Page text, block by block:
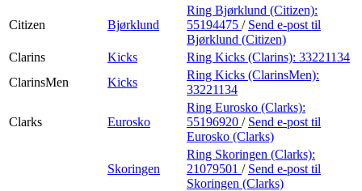
Citizen Bjørklund
Ring Bjørklund (Citizen):
55194475 / Send e-post til
Bjørklund (Citizen)
Clarins
Kicks Ring Kicks (Clarins): 33221134
ClarinsMen
Kicks
Ring Kicks (ClarinsMen):
33221134
Clarks Eurosko
Ring Eurosko (Clarks):
55196920 / Send e-post til
Eurosko (Clarks)
Skoringen
Ring Skoringen (Clarks):
21079501 / Send e-post til
Skoringen (Clarks)